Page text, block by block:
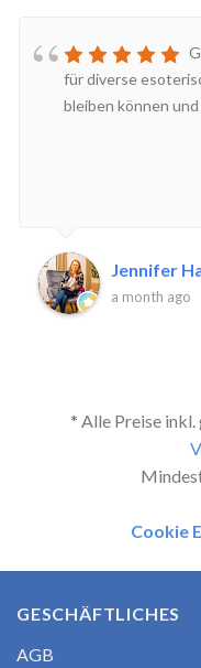
für diverse
bleiben können
Jennifer
a month ago
* Alle Preise
Cookie
GESCHÄFTLICHES
AGB